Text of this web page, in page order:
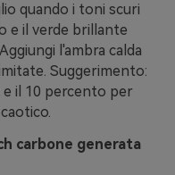
quando i toni scuri
e il verde brillante
l'ambra calda
Suggerimento:
e il 10 percento per
carbone generata